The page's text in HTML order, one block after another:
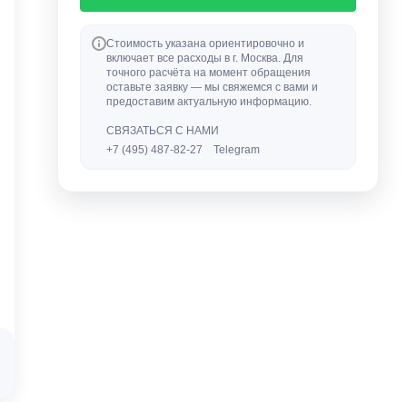
Стоимость указана ориентировочно и
включает все расходы в г. Москва. Для
точного расчёта на момент обращения
оставьте заявку — мы свяжемся с вами и
предоставим актуальную информацию.
СВЯЗАТЬСЯ С НАМИ
+7 (495) 487-82-27
Telegram